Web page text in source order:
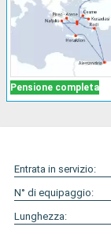
Pensione completa
Entrata in servizio:
N° di equipaggio:
Lunghezza: